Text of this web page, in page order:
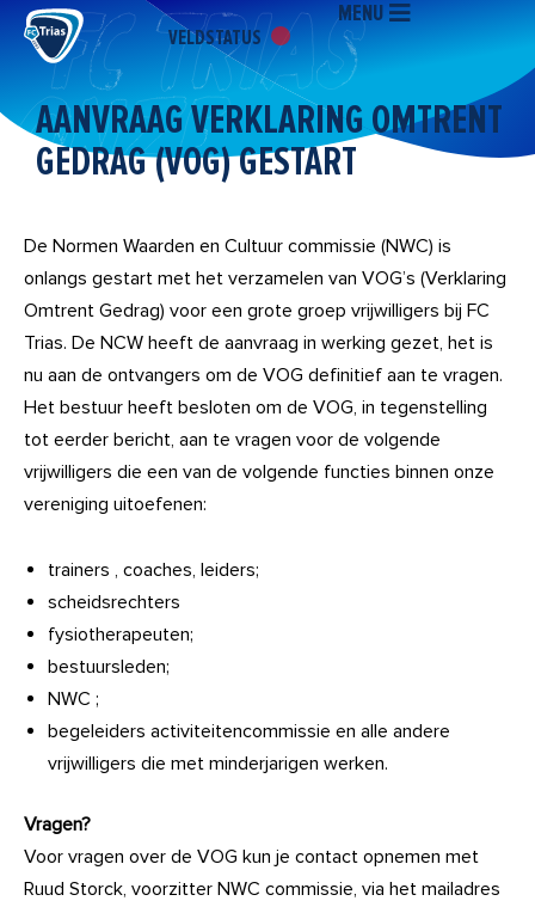
naar
inhoud
VELDSTATUS
MENU
AANVRAAG VERKLARING OMTRENT
GEDRAG (VOG) GESTART
De Normen Waarden en Cultuur commissie (NWC) is
onlangs gestart met het verzamelen van VOG’s (Verklaring
Omtrent Gedrag) voor een grote groep vrijwilligers bij FC
Trias. De NCW heeft de aanvraag in werking gezet, het is
nu aan de ontvangers om de VOG definitief aan te vragen.
Het bestuur heeft besloten om de VOG, in tegenstelling
tot eerder bericht, aan te vragen voor de volgende
vrijwilligers die een van de volgende functies binnen onze
vereniging uitoefenen:
trainers , coaches, leiders;
scheidsrechters
fysiotherapeuten;
bestuursleden;
NWC ;
begeleiders activiteitencommissie en alle andere
vrijwilligers die met minderjarigen werken.
Vragen?
Voor vragen over de VOG kun je contact opnemen met
Ruud Storck, voorzitter NWC commissie, via het mailadres